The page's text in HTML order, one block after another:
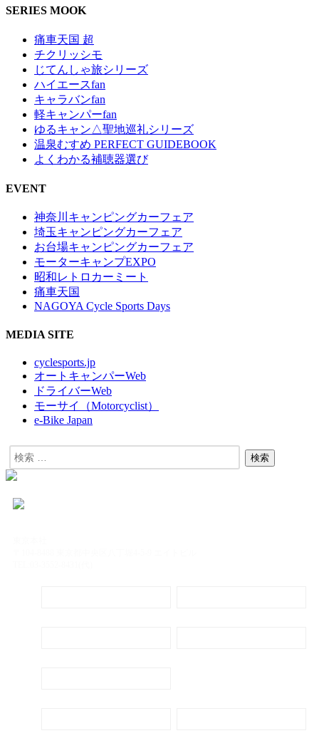
SERIES MOOK
痛車天国 超
チクリッシモ
じてんしゃ旅シリーズ
ハイエースfan
キャラバンfan
軽キャンパーfan
ゆるキャン△聖地巡礼シリーズ
温泉むすめ PERFECT GUIDEBOOK
よくわかる補聴器選び
EVENT
神奈川キャンピングカーフェア
埼玉キャンピングカーフェア
お台場キャンピングカーフェア
モーターキャンプEXPO
昭和レトロカーミート
痛車天国
NAGOYA Cycle Sports Days
MEDIA SITE
cyclesports.jp
オートキャンパーWeb
ドライバーWeb
モーサイ（Motorcyclist）
e-Bike Japan